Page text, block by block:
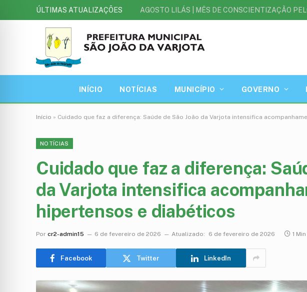
ÚLTIMAS ATUALIZAÇÕES
INÍCIO NOTÍCIAS MUNICÍPIO GOVERNO
Início » Cuidado que faz a diferença: Saúde de São João da Varjota intensifica
NOTÍCIAS
Cuidado que faz a diferença:
da Varjota intensifica
hipertensos e diabéticos
Por cr2-admin15 6 de fevereiro de 2026 Atualizado: 6 de fevereiro de 2026 1
Facebook Twitter LinkedIn